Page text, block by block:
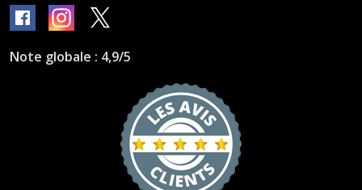
Note globale : 4,9/5